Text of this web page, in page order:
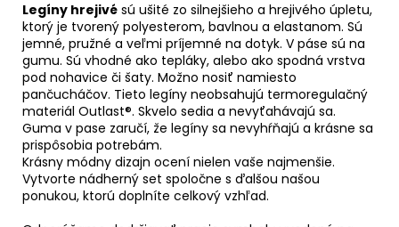
Legíny hrejivé sú ušité zo silnejšieho a hrejivého úpletu,
ktorý je tvorený polyesterom, bavlnou a elastanom. Sú
jemné, pružné a veľmi príjemné na dotyk. V páse sú na
gumu. Sú vhodné ako tepláky, alebo ako spodná vrstva
pod nohavice či šaty. Možno nosiť namiesto
pančucháčov. Tieto legíny neobsahujú termoregulačný
materiál Outlast®. Skvelo sedia a nevyťahávajú sa.
Guma v pase zaručí, že legíny sa nevyhŕňajú a krásne sa
prispôsobia potrebám.
Krásny módny dizajn ocení nielen vaše najmenšie.
Vytvorte nádherný set spoločne s ďalšou našou
ponukou, ktorú doplníte celkový vzhľad.